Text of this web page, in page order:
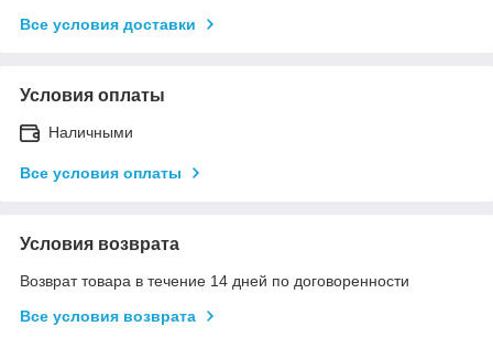
Все условия доставки
Условия оплаты
Наличными
Все условия оплаты
Условия возврата
Возврат товара в течение 14 дней по договоренности
Все условия возврата